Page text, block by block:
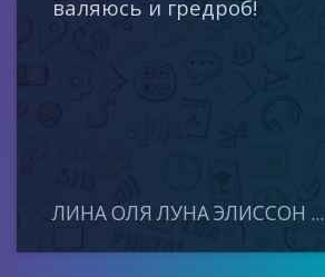
валяюсь и гредроб!
ЛИНА ОЛЯ ЛУНА ЭЛИССОН ...